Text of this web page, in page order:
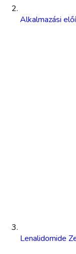
Alkalmazási
Lenalidomide